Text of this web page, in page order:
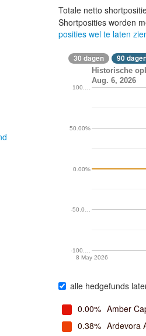
Totale netto
Shortposities worden
posities wel te laten
30 dagen 90
Historische
Aug. 6, 2026
8 May 2026
-100.…
-50.0…
0.00%
50.00%
100.…
alle hedgefunds
0.00% Amber
0.38% Ardevora